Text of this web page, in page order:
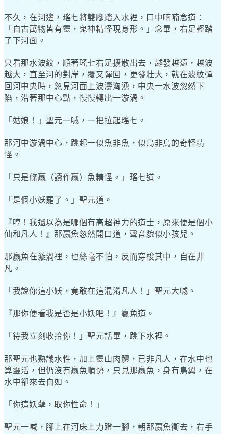
不久，在河邊，瑤七將雙腳踏入水裡，口中喃喃念道：
「自古萬物皆有靈，鬼神精怪現身形。」念畢，右足輕踏
了下河面。
只看那水波紋，順著瑤七右足擴散出去，越發越遠，越波
越大，直至河的對岸，覆又彈回，更發壯大，就在波紋彈
回河中央時，忽見河面上波濤洶湧，中央一水波忽然下
陷，沿著那中心點，慢慢轉出一漩渦。
「姑娘！」聖元一喊，一把拉起瑤七。
那河中漩渦中心，跳起一似魚非魚，似鳥非鳥的奇怪精
怪。
「只是條嬴（讀作贏）魚精怪。」瑤七道。
「是個小妖罷了。」聖元道。
『哼！我還以為是哪個有高超神力的道士，原來便是個小
仙和凡人！』那嬴魚忽然開口道，聲音貌似小孩兒。
那嬴魚在漩渦裡，也絲毫不怕，反而穿梭其中，自在非
凡。
「我說你這小妖，竟敢在這混淆凡人！」聖元大喊。
『那你便看我是否是小妖吧！』嬴魚道。
「待我立刻收拾你！」聖元話畢，跳下水裡。
那聖元也熟識水性，加上靈山肉體，已非凡人，在水中也
算靈活，但仍沒有嬴魚順勢，只見那嬴魚，身有鳥翼，在
水中卻來去自如。
「你這妖孽，取你性命！」
聖元一喊，腳上在河床上力蹬一腳，朝那嬴魚衝去，右手